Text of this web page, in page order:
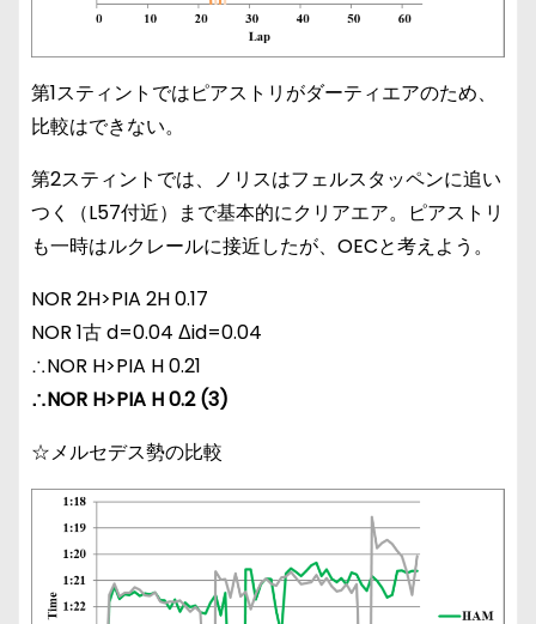
第1スティントではピアストリがダーティエアのため、
比較はできない。
第2スティントでは、ノリスはフェルスタッペンに追い
つく（L57付近）まで基本的にクリアエア。ピアストリ
も一時はルクレールに接近したが、OECと考えよう。
NOR 2H>PIA 2H 0.17
NOR 1古 d=0.04 Δid=0.04
∴NOR H>PIA H 0.21
∴NOR H>PIA H 0.2 (3)
☆メルセデス勢の比較